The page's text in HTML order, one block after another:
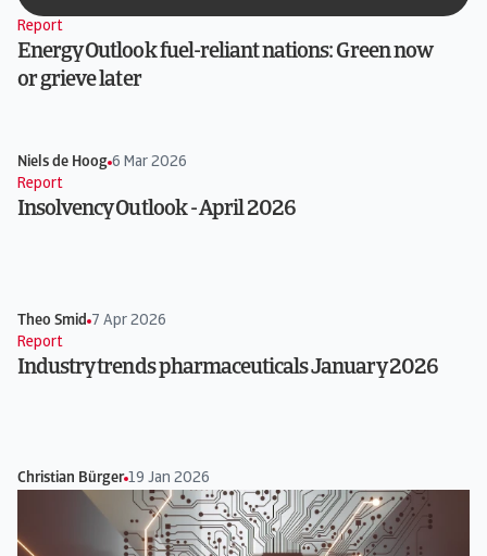
Report
Energy Outlook fuel-reliant nations: Green now
or grieve later
Niels de Hoog 6 Mar 2026
Report
Insolvency Outlook - April 2026
Theo Smid 7 Apr 2026
Report
Industry trends pharmaceuticals January 2026
Christian Bürger 19 Jan 2026